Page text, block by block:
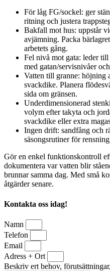
För låg FG/sockel: ger
ritning och justera
Bakfall mot hus: uppstår
avjämning. Packa
arbetets gång.
Fel nivå mot gata: leder
med gatan/servisnivåer
Vatten till granne: höjning
svackdike. Planera
sida om gränsen.
Underdimensionerad
volym efter takyta och
svackdike eller extra
Ingen drift: sandfång och
säsongsrutiner för
Gör en enkel funktionskontroll
dokumentera var vatten blir
brunnar samma dag. Med små
åtgärder senare.
Kontakta oss idag!
Namn
Telefon
Email
Adress + Ort
Beskriv ert behov,